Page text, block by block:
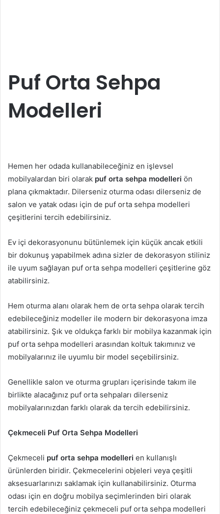
Puf Orta Sehpa
Modelleri
Hemen her odada kullanabileceğiniz en işlevsel
mobilyalardan biri olarak puf orta sehpa modelleri ön
plana çıkmaktadır. Dilerseniz oturma odası dilerseniz de
salon ve yatak odası için de puf orta sehpa modelleri
çeşitlerini tercih edebilirsiniz.
Ev içi dekorasyonunu bütünlemek için küçük ancak etkili
bir dokunuş yapabilmek adına sizler de dekorasyon stiliniz
ile uyum sağlayan puf orta sehpa modelleri çeşitlerine göz
atabilirsiniz.
Hem oturma alanı olarak hem de orta sehpa olarak tercih
edebileceğiniz modeller ile modern bir dekorasyona imza
atabilirsiniz. Şık ve oldukça farklı bir mobilya kazanmak için
puf orta sehpa modelleri arasından koltuk takımınız ve
mobilyalarınız ile uyumlu bir model seçebilirsiniz.
Genellikle salon ve oturma grupları içerisinde takım ile
birlikte alacağınız puf orta sehpaları dilerseniz
mobilyalarınızdan farklı olarak da tercih edebilirsiniz.
Çekmeceli Puf Orta Sehpa Modelleri
Çekmeceli puf orta sehpa modelleri en kullanışlı
ürünlerden biridir. Çekmecelerini objeleri veya çeşitli
aksesuarlarınızı saklamak için kullanabilirsiniz. Oturma
odası için en doğru mobilya seçimlerinden biri olarak
tercih edebileceğiniz çekmeceli puf orta sehpa modelleri